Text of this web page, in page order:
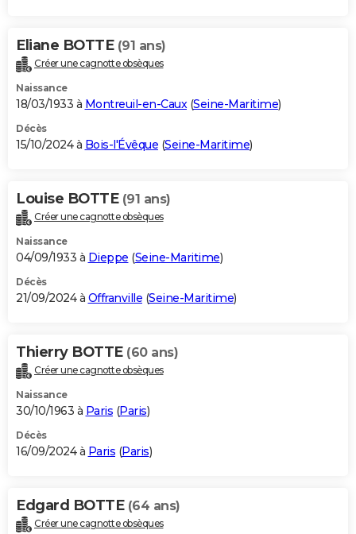
Eliane BOTTE (91 ans)
Créer une cagnotte obsèques
Naissance
18/03/1933 à Montreuil-en-Caux(Seine-Maritime)
Décès
15/10/2024 à Bois-l'Évêque (Seine-Maritime)
Louise BOTTE (91 ans)
Créer une cagnotte obsèques
Naissance
04/09/1933 à Dieppe (Seine-Maritime)
Décès
21/09/2024 à Offranville (Seine-Maritime)
Thierry BOTTE (60 ans)
Créer une cagnotte obsèques
Naissance
30/10/1963 à Paris (Paris)
Décès
16/09/2024 à Paris (Paris)
Edgard BOTTE (64 ans)
Créer une cagnotte obsèques